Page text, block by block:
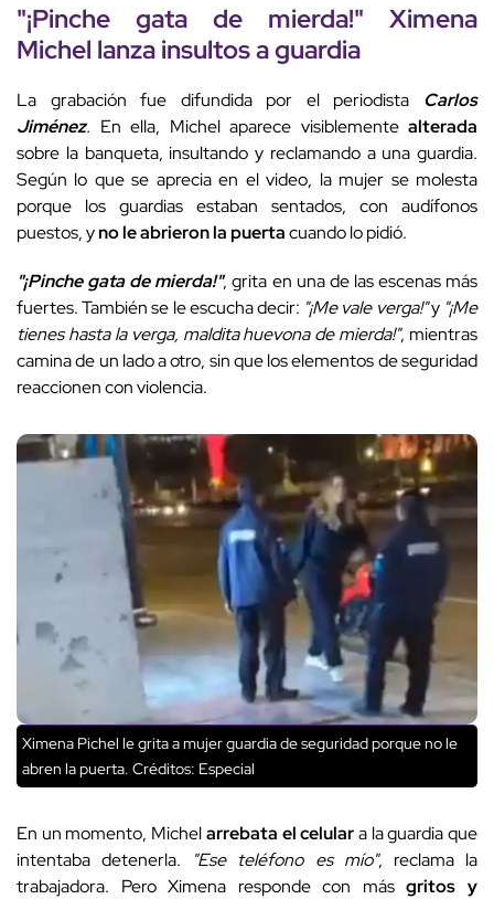
"¡Pinche gata de mierda!" Ximena
Michel lanzainsultosa guardia
La grabación fue difundida por el periodista Carlos
Jiménez. En ella, Michel aparece visiblemente alterada
sobre la banqueta, insultando y reclamando a una guardia.
Según lo que se aprecia en el video, la mujer se molesta
porque los guardias estaban sentados, con audífonos
puestos, yno le abrieron la puertacuando lo pidió.
"¡Pinche gata de mierda!", grita en una de las escenas más
fuertes. También se le escucha decir: "¡Me vale verga!"y "¡Me
tienes hasta la verga, maldita huevona de mierda!", mientras
camina de un lado a otro, sin que los elementos de seguridad
reaccionen con violencia.
Ximena Pichel le grita a mujer guardia de seguridad porque no le
abren la puerta. Créditos: Especial
En un momento, Michelarrebata el celulara la guardia que
intentaba detenerla.
"Ese teléfono es mío", reclama la
trabajadora. Pero Ximena responde con másgritos y